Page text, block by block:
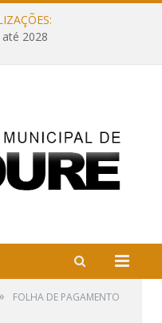
2028
FOLHA DE PAGAMENTO